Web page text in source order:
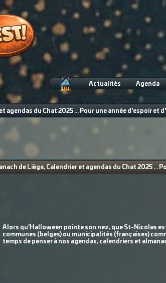
Actualités Agenda
agendas du Chat 2025 ... Pour une année d'espoir et
de Liège, Calendrier et agendas du Chat 2025 ...
Alors qu'Halloween pointe son nez, que St-Nicolas
communes (belges) ou municipalités (françaises)
temps de penser à nos agendas, calendriers et